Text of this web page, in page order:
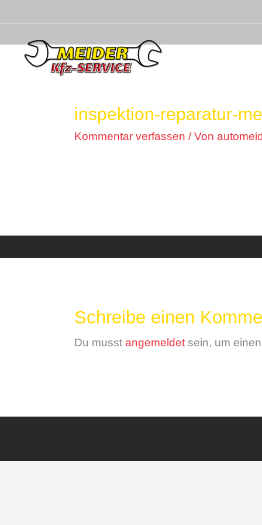
inspektion-reparatur-
Kommentar verfassen / Von
Schreibe einen
Du musst angemeldetsein, um